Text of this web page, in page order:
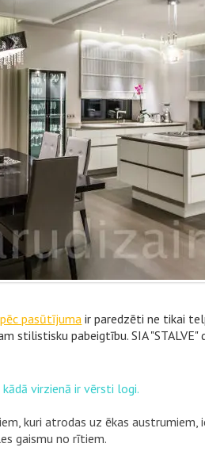
pasūtījuma ir paredzēti ne tikai
stilistisku pabeigtību. SIA "STALVE"
virzienā ir vērsti logi.
kuri atrodas uz ēkas austrumiem,
gaismu no rītiem.